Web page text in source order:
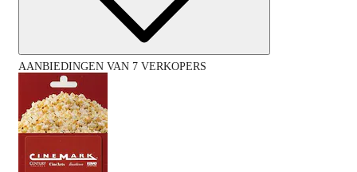
AANBIEDINGEN VAN 7 VERKOPERS